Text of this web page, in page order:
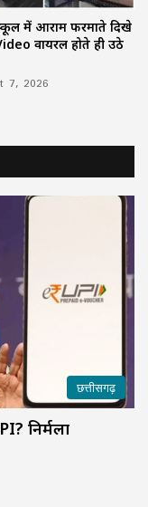
में आराम फरमाते दिखे
वायरल होते ही उठे
7, 2026
छत्तीसगढ़
निर्मला